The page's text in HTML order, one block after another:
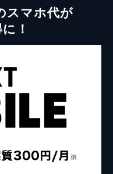
スマホ代が
！